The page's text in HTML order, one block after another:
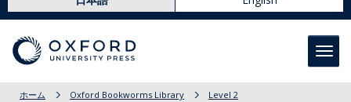
ホーム Oxford Bookworms Library
Level 2